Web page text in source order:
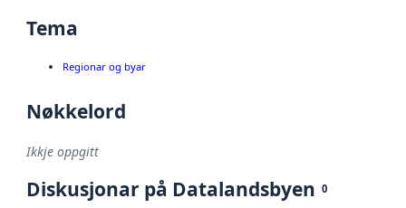
Tema
Regionar og byar
Nøkkelord
Ikkje oppgitt
Diskusjonar på Datalandsbyen 0